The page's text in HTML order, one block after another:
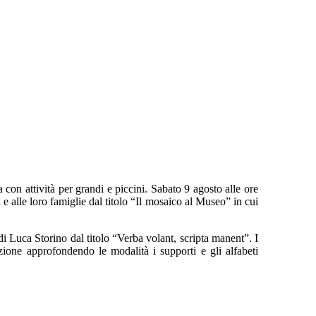
attività per grandi e piccini. Sabato 9 agosto alle ore
alle loro famiglie dal titolo “Il mosaico al Museo” in cui
Luca Storino dal titolo “Verba volant, scripta manent”. I
approfondendo le modalità i supporti e gli alfabeti